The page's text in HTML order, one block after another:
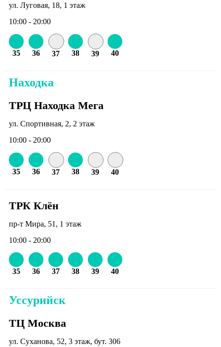
ул. Луговая, 18, 1 этаж
10:00 - 20:00
35 36 37 38 39 40
Находка
ТРЦ Находка Мега
ул. Спортивная, 2, 2 этаж
10:00 - 20:00
35 36 37 38 39 40
ТРК Клён
пр-т Мира, 51, 1 этаж
10:00 - 20:00
35 36 37 38 39 40
Уссурийск
ТЦ Москва
ул. Суханова, 52, 3 этаж, бут. 306